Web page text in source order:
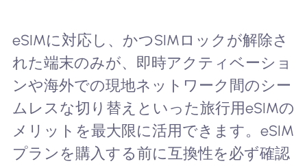
eSIMに対応し、かつSIMロックが解除さ
れた端末のみが、即時アクティベーショ
ンや海外での現地ネットワーク間のシー
ムレスな切り替えといった旅行用eSIMの
メリットを最大限に活用できます。eSIM
プランを購入する前に互換性を必ず確認